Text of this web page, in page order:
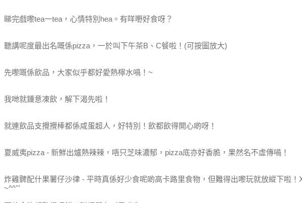
睇完戲嚟tea一tea，心情特別hea。有咩嘢好食呀？
聽講呢度最出名嘅係pizza，一於叫下午茶B、C餐啦！(可按圖放大)
先嚟嘅係飲品，大家似乎都好愛熱檸水喎！~
我哋就鍾意凍飲，解下渴先啦！
就連飲品支攪攪棒都係咸蛋超人，好特別！飲都飲得開心啲呀！
夏威夷pizza - 新鮮出爐熱辣辣，唔只芝味濃郁，pizza底亦好香脆，果然名不虛傳喎！
炸雞髀配什果薯仔沙律 - 平時真係好少食呢啲高卡路里食物，但難得出嚟玩就放縱下啦
~^^'''